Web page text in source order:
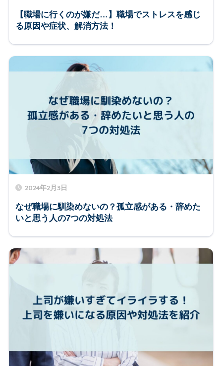
【職場に行くのが嫌だ…】職場でストレスを感じ
る原因や症状、解消方法！
2024年2月3日
なぜ職場に馴染めないの？孤立感がある・辞めた
いと思う人の7つの対処法